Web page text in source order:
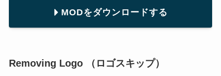
MODをダウンロードする
Removing Logo （ロゴスキップ）